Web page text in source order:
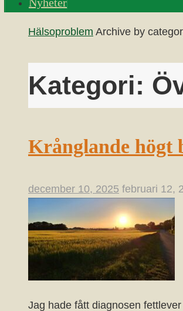
Home
Hälsoproblem Archive by
Kategori:
Krånglande högt
december 10, 2025 februari 12,
Jag hade fått diagnosen